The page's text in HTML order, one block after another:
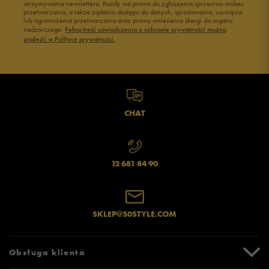
Czarne adidasy damskie
Buty Fila damskie
Buty Reebok damskie
Buty na siłownię Nike
Buty damskie 37
otrzymywania newslettera. Każdy ma prawo do zgłoszenia sprzeciwu wobec
przetwarzania, a także żądania dostępu do danych, sprostowania, usunięcia
lub ograniczenia przetwarzania oraz prawo wniesienia skargi do organu
nadzorczego. Pełną treść oświadczenia o ochronie prywatności można
znaleźć w Polityce prywatności.
CHAT
12 681 84 90
SKLEP@50STYLE.COM
Obsługa klienta